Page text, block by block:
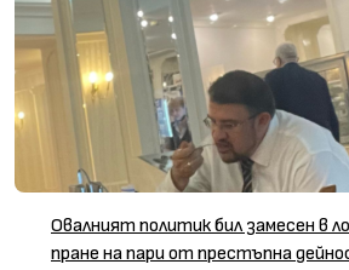
Овалният политик бил замесен в
пране на пари от престъпна